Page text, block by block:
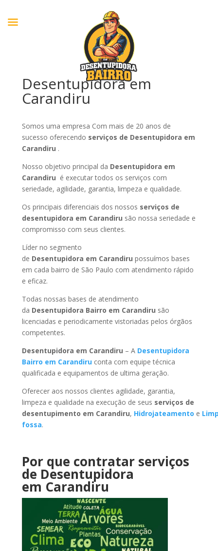
Desentupidora em
Carandiru
Somos uma empresa Com mais de 20 anos de
sucesso oferecendo serviços de Desentupidora em
Carandiru .
Nosso objetivo principal da Desentupidora em
Carandiru é executar todos os serviços com
seriedade, agilidade, garantia, limpeza e qualidade.
Os principais diferenciais dos nossos serviços de
desentupidora em Carandiru são nossa seriedade e
compromisso com seus clientes.
Líder no segmento
de Desentupidora em Carandiru possuímos bases
em cada bairro de São Paulo com atendimento rápido
e eficaz.
Todas nossas bases de atendimento
da Desentupidora Bairro em Carandiru são
licenciadas e periodicamente vistoriadas pelos órgãos
competentes.
Desentupidora em Carandiru – A Desentupidora
Bairro em Carandiru conta com equipe técnica
qualificada e equipamentos de ultima geração.
Oferecer aos nossos clientes agilidade, garantia,
limpeza e qualidade na execução de seus serviços de
desentupimento em Carandiru, Hidrojateamento e
fossa.
Por que contratar serviços
de Desentupidora
em Carandiru